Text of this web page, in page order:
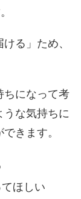
る」ため、
ちになって考
うな気持ちに
きます。
ほしい